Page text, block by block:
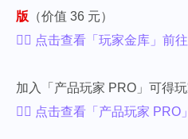
版 （价值 36 元）
👉🏻 点击查看「玩家金库」前
加入「产品玩家 PRO」可得
👉🏻 点击查看「产品玩家 PRO